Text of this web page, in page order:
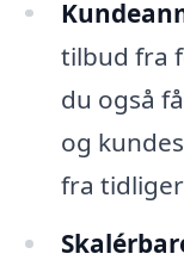
tilbud fra
du også
og
fra